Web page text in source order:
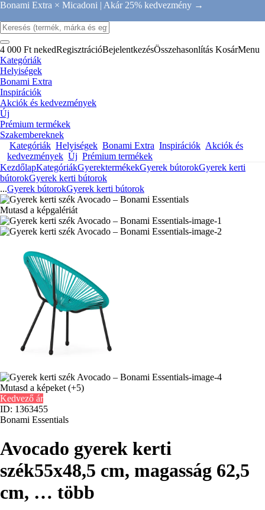
Bonami Extra × Micadoni | Akár 25% kedvezmény →
4 000 Ft nekedRegisztrációBejelentkezésÖsszehasonlítás KosárMenu
Kategóriák
Helyiségek
Bonami Extra
Inspirációk
Akciók és kedvezmények
Új
Prémium termékek
Szakembereknek
Kategóriák Helyiségek Bonami Extra Inspirációk Akciók és
kedvezmények Új Prémium termékek
KezdőlapKategóriákGyerektermékekGyerek bútorokGyerek kerti
bútorokGyerek kerti bútorok
...Gyerek bútorokGyerek kerti bútorok
Mutasd a képgalériát
Mutasd a képeket (+5)
Kedvező ár
ID: 1363455
Bonami Essentials
Avocado gyerek kerti
szék55x48,5 cm, magasság 62,5
cm, … több